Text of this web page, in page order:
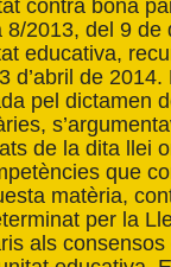
contra bona
8/2013, del 9 de
educativa,
d’abril de 2014.
pel dictamen
de la dita llei
que
matèria,
per la
als consensos